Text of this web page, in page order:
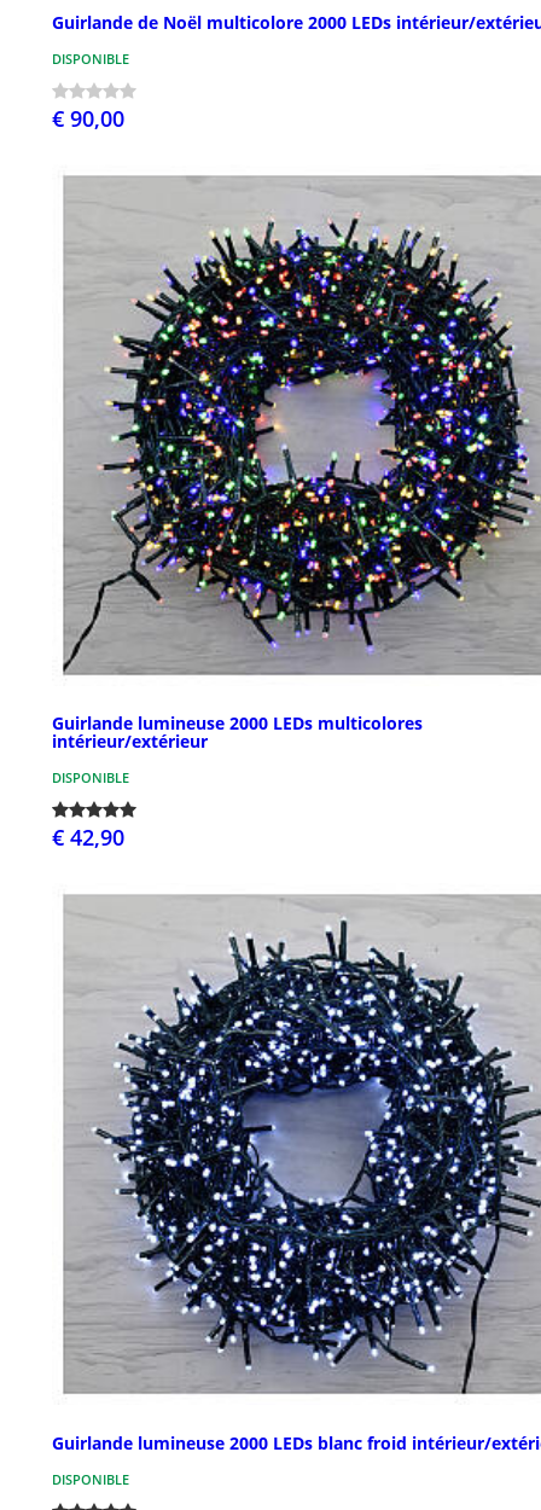
Guirlande de Noël multicolore 2000 LEDs intérieur/
DISPONIBLE
€ 90,00
Guirlande lumineuse 2000 LEDs multicolores
intérieur/extérieur
DISPONIBLE
€ 42,90
Guirlande lumineuse 2000 LEDs blanc froid intérieur/
DISPONIBLE